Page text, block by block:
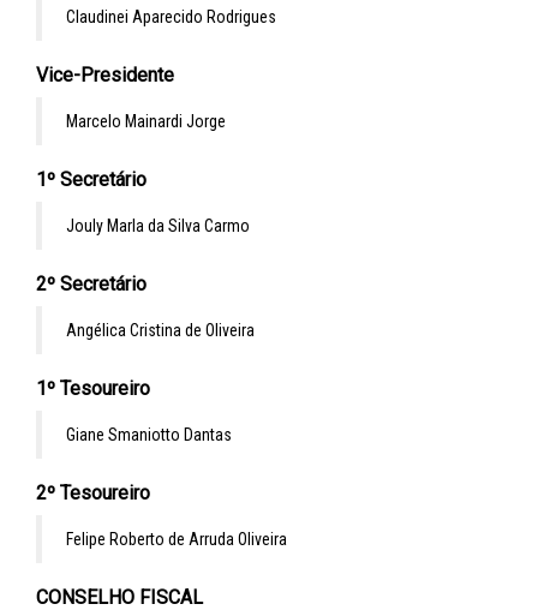
Claudinei Aparecido Rodrigues
Vice-Presidente
Marcelo Mainardi Jorge
1º Secretário
Jouly Marla da Silva Carmo
2º Secretário
Angélica Cristina de Oliveira
1º Tesoureiro
Giane Smaniotto Dantas
2º Tesoureiro
Felipe Roberto de Arruda Oliveira
CONSELHO FISCAL